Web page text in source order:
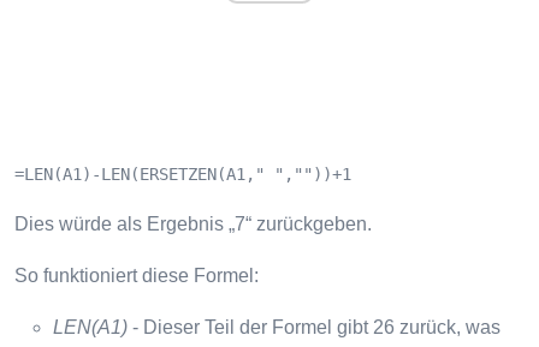
=LEN(A1)-LEN(ERSETZEN(A1," ",""))+1
Dies würde als Ergebnis „7“ zurückgeben.
So funktioniert diese Formel:
LEN(A1) - Dieser Teil der Formel gibt 26 zurück, was